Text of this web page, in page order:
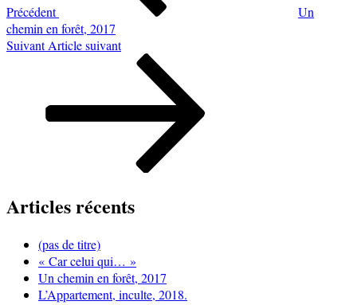
Précédent
Un
chemin en forêt, 2017
Article
SuivantArticle suivant
Articles récents
(pas de titre)
« Car celui qui… »
Un chemin en forêt, 2017
L’Appartement, inculte, 2018.